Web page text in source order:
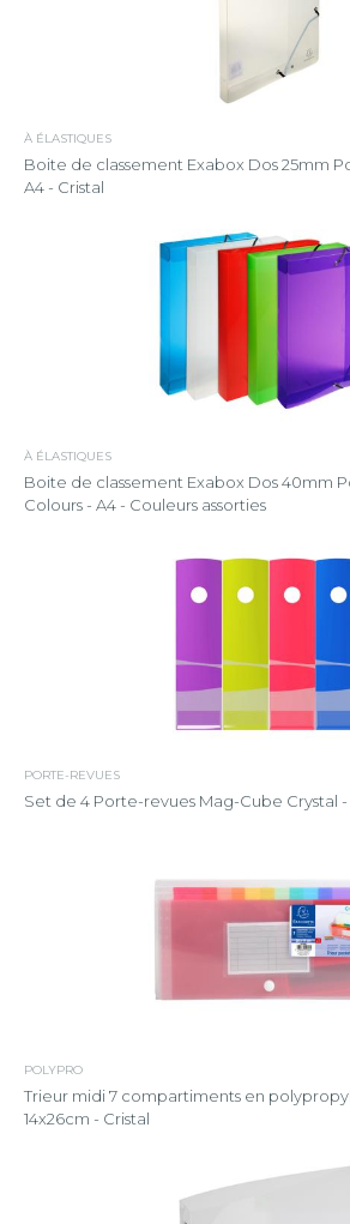
À ÉLASTIQUES
Boite de classement Exabox Dos 25mm
A4 - Cristal
À ÉLASTIQUES
Boite de classement Exabox Dos 40mm
Colours - A4 - Couleurs assorties
PORTE-REVUES
Set de 4 Porte-revues Mag-Cube Crystal -
POLYPRO
Trieur midi 7 compartiments en
14x26cm - Cristal